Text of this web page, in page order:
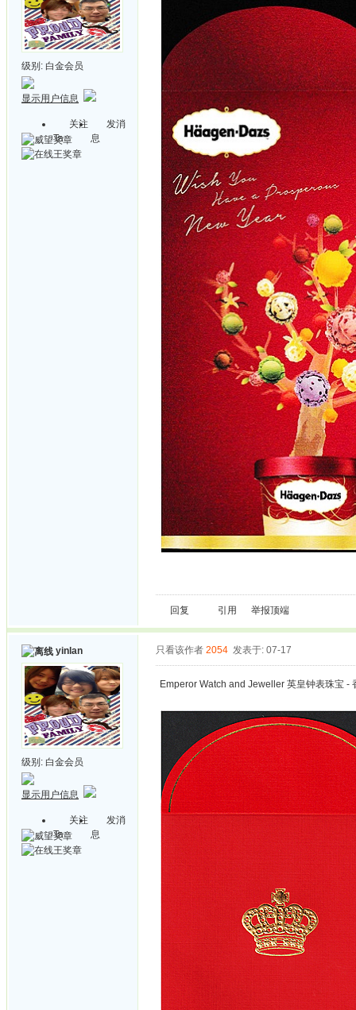
级别: 白金会员
显示用户信息
关注
Ta
发消
息
回复 引用 举报顶端
yinlan
级别: 白金会员
显示用户信息
关注
Ta
发消
息
只看该作者 2054 发表于: 07-17
Emperor Watch and Jeweller 英皇钟表珠宝 -